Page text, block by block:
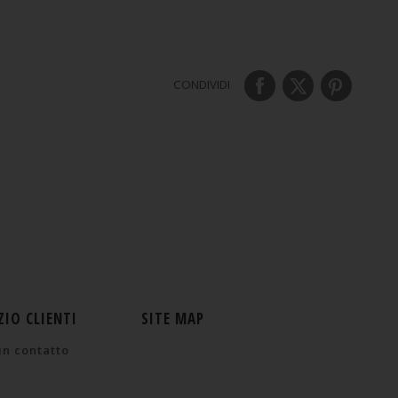
CONDIVIDI
CLIENTI
contatto
SITE MAP